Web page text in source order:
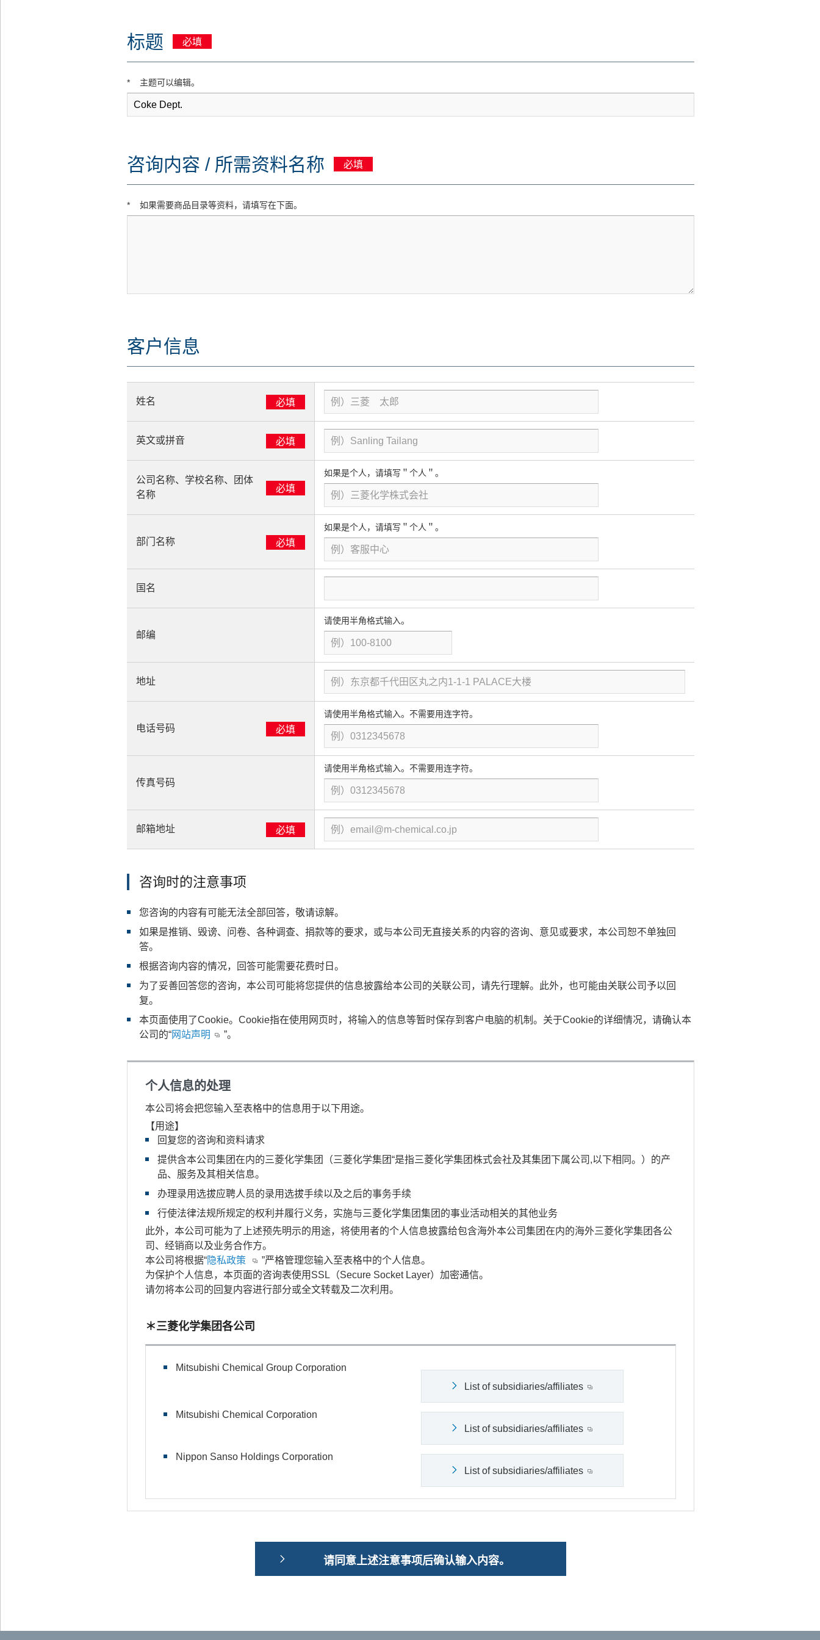
标题 必填
* 主题可以编辑。
咨询内容 / 所需资料名称 必填
* 如果需要商品目录等资料，请填写在下面。
客户信息
姓名 必填
英文或拼音 必填
公司名称、学校名称、团体
名称
必填
如果是个人，请填写＂个人＂。
部门名称 必填
如果是个人，请填写＂个人＂。
国名
邮编
请使用半角格式输入。
地址
电话号码 必填
请使用半角格式输入。不需要用连字符。
传真号码
请使用半角格式输入。不需要用连字符。
邮箱地址 必填
咨询时的注意事项
您咨询的内容有可能无法全部回答，敬请谅解。
如果是推销、毁谤、问卷、各种调查、捐款等的要求，或与本公司无直接关系的内容的咨询、意见或要求，本公司恕不单独回
答。
根据咨询内容的情况，回答可能需要花费时日。
为了妥善回答您的咨询，本公司可能将您提供的信息披露给本公司的关联公司，请先行理解。此外，也可能由关联公司予以回
复。
本页面使用了Cookie。Cookie指在使用网页时，将输入的信息等暂时保存到客户电脑的机制。关于Cookie的详细情况，请确认本
公司的“网站声明 ”。
个人信息的处理
本公司将会把您输入至表格中的信息用于以下用途。
【用途】
回复您的咨询和资料请求
提供含本公司集团在内的三菱化学集团（三菱化学集团“是指三菱化学集团株式会社及其集团下属公司,以下相同。）的产
品、服务及其相关信息。
办理录用选拔应聘人员的录用选拔手续以及之后的事务手续
行使法律法规所规定的权利并履行义务，实施与三菱化学集团集团的事业活动相关的其他业务
此外，本公司可能为了上述预先明示的用途，将使用者的个人信息披露给包含海外本公司集团在内的海外三菱化学集团各公
司、经销商以及业务合作方。
本公司将根据“隐私政策
”严格管理您输入至表格中的个人信息。
为保护个人信息，本页面的咨询表使用SSL（Secure Socket Layer）加密通信。
请勿将本公司的回复内容进行部分或全文转载及二次利用。
＊三菱化学集团各公司
Mitsubishi Chemical Group Corporation
List of subsidiaries/affiliates
Mitsubishi Chemical Corporation
List of subsidiaries/affiliates
Nippon Sanso Holdings Corporation
List of subsidiaries/affiliates
请同意上述注意事项后确认输入内容。